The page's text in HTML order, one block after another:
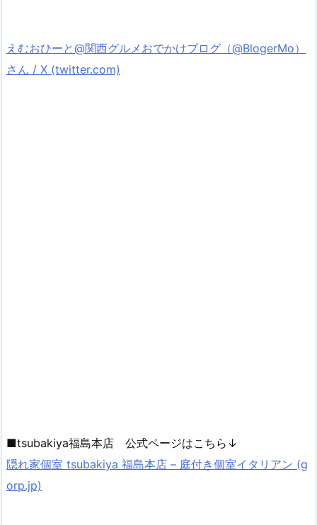
えむおひーと@関西グルメおでかけブログ（@BlogerMo）
さん / X (twitter.com)
■tsubakiya福島本店 公式ページはこちら↓
隠れ家個室 tsubakiya 福島本店 – 庭付き個室イタリアン (g
orp.jp)